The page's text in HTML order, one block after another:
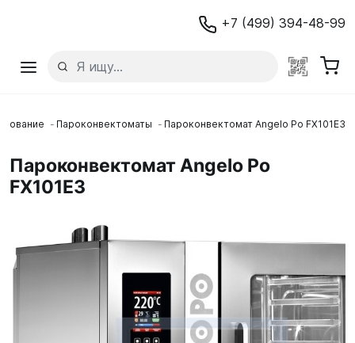
+7 (499) 394-48-99
Пароконвектоматы Пароконвектомат Angelo Po FX101E3
Пароконвектомат Angelo Po
FX101E3